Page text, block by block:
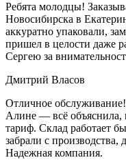
Ребята молодцы!
Новосибирска в
аккуратно упаковали,
пришел в целости даже
Сергею за
Дмитрий Власов
Отличное
Алине — всё объяснила,
тариф. Склад работает
забрали с производства,
Надежная компания.